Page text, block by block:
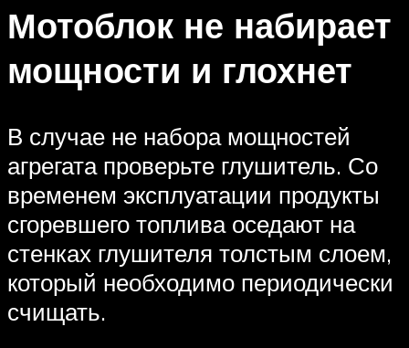
Мотоблок не набирает
мощности и глохнет
В случае не набора мощностей
агрегата проверьте глушитель. Со
временем эксплуатации продукты
сгоревшего топлива оседают на
стенках глушителя толстым слоем,
который необходимо периодически
счищать.